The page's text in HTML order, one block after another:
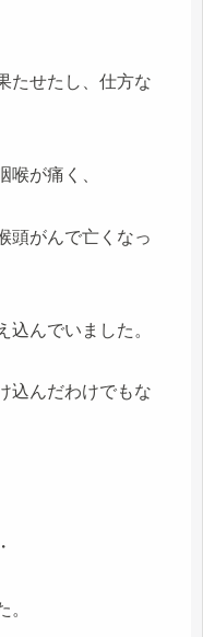
たせたし、仕方な
喉が痛く、
頭がんで亡くなっ
んでいました。
込んだわけでもな
。